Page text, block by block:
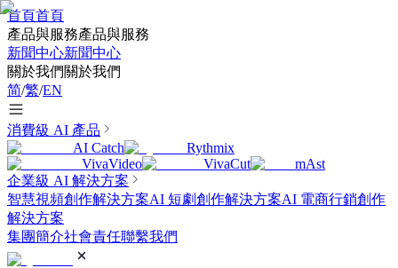
首頁首頁
產品與服務產品與服務
新聞中心新聞中心
關於我們關於我們
简/繁/EN
消費級 AI 產品
AI Catch
Rythmix
VivaVideo
VivaCut
mAst
企業級 AI 解決方案
智慧視頻創作解決方案AI 短劇創作解決方案AI 電商行銷創作
解決方案
集團簡介社會責任聯繫我們